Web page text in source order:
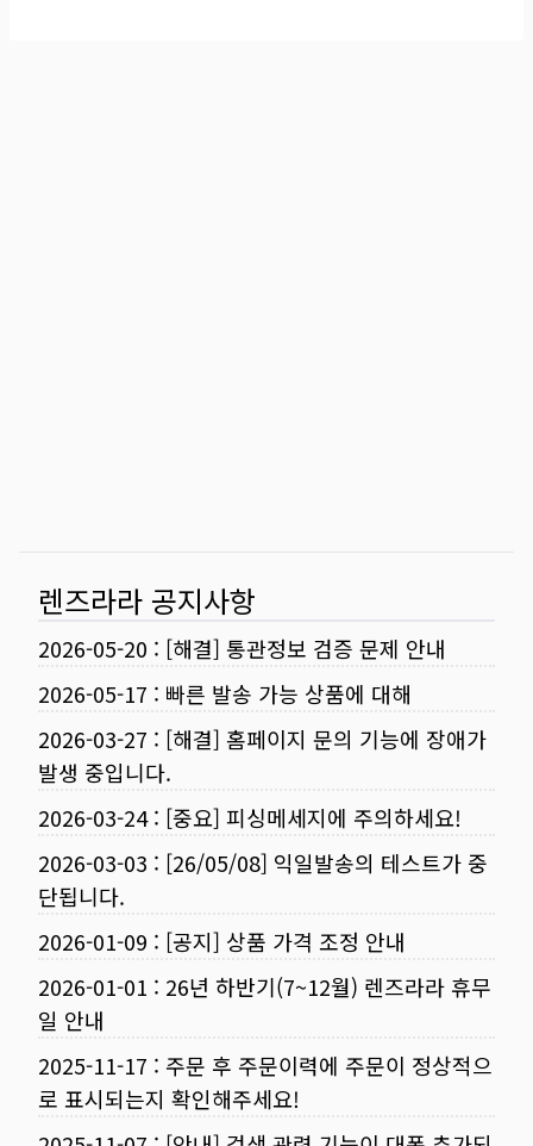
렌즈라라 공지사항
2026-05-20 : [해결] 통관정보 검증 문제 안내
2026-05-17 : 빠른 발송 가능 상품에 대해
2026-03-27 : [해결] 홈페이지 문의 기능에 장애가
발생 중입니다.
2026-03-24: [중요] 피싱메세지에 주의하세요!
2026-03-03 : [26/05/08] 익일발송의 테스트가 중
단됩니다.
2026-01-09 : [공지] 상품 가격 조정 안내
2026-01-01 : 26년 하반기(7~12월) 렌즈라라 휴무
일 안내
2025-11-17 : 주문 후 주문이력에 주문이 정상적으
로 표시되는지 확인해주세요!